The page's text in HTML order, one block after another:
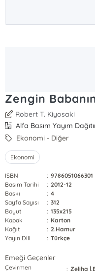
Zengin
Robert T. Kiyosaki
Alfa Basım Yayım
Ekonomi - Diğer
Ekonomi
ISBN : 9786051066301
Basım Tarihi
: 2012-12
Baskı
: 4
Sayfa Sayısı
: 312
Boyut
: 135x215
Kapak
: Karton
Kağıt
: 2.Hamur
Yayın Dili
: Türkçe
Emeği Geçenler
Çevirmen : Zeliha